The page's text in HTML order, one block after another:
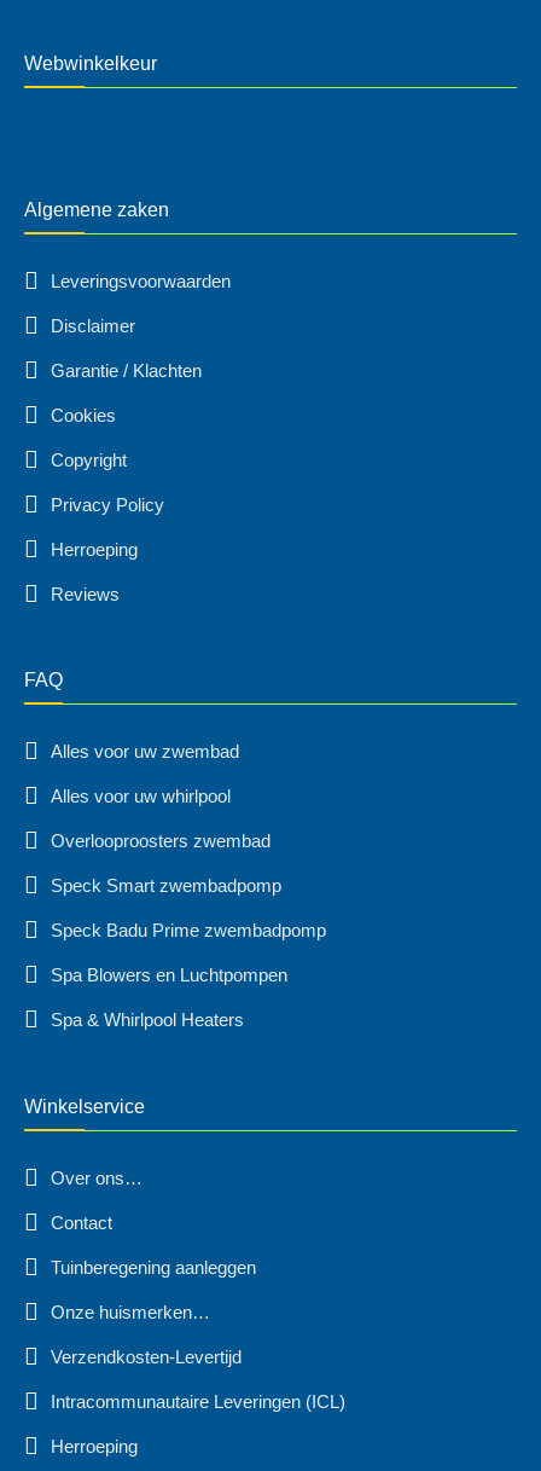
Webwinkelkeur
Algemene zaken
Leveringsvoorwaarden
Disclaimer
Garantie / Klachten
Cookies
Copyright
Privacy Policy
Herroeping
Reviews
FAQ
Alles voor uw zwembad
Alles voor uw whirlpool
Overlooproosters zwembad
Speck Smart zwembadpomp
Speck Badu Prime zwembadpomp
Spa Blowers en Luchtpompen
Spa & Whirlpool Heaters
Winkelservice
Over ons…
Contact
Tuinberegening aanleggen
Onze huismerken…
Verzendkosten-Levertijd
Intracommunautaire Leveringen (ICL)
Herroeping